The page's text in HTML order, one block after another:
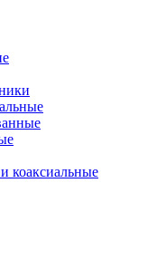
коаксиальные